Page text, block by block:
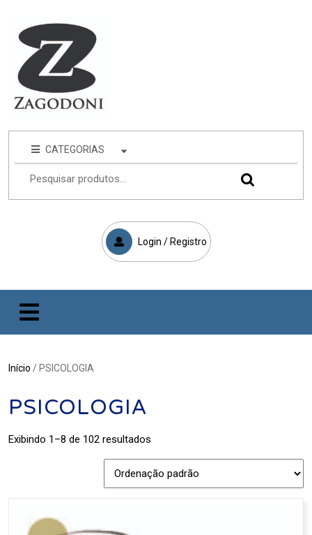
CATEGORIAS
Login / Registro
Início / PSICOLOGIA
PSICOLOGIA
Exibindo 1–8 de 102 resultados